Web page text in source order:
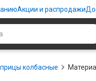
Акции и распродажи
колбасные